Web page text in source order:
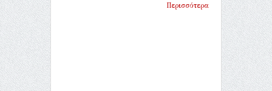
Περισσότερα